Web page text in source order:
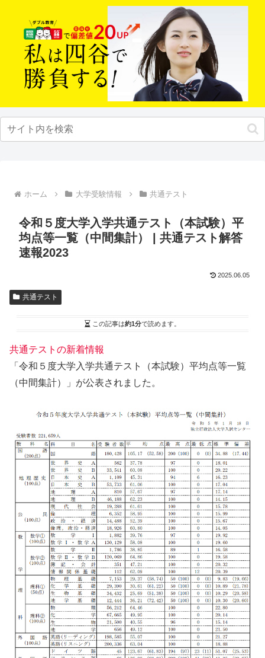
ホーム 大学受験情報 共通テスト
令和５度大学入学共通テスト（本試験）平
均点等一覧（中間集計） | 共通テスト解答
速報2023
2025.06.05
共通テスト
この記事は約1分で読めます。
共通テストの新着情報
「令和５度大学入学共通テスト（本試験）平均点等一覧
（中間集計）」が公表されました。